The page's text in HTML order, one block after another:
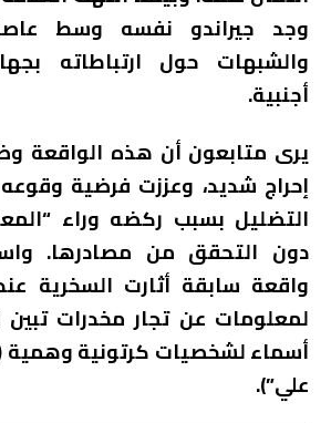
وجد جيراندو نفسه وسط
والشبهات حول ارتباطاته
أجنبية.
يرى متابعون أن هذه الواقعة
إحراج شديد، وعززت فرضية
التضليل بسبب ركضه وراء
دون التحقق من مصادرها.
واقعة سابقة أثارت السخرية
لمعلومات عن تجار مخدرات تبين
أسماء لشخصيات كرتونية وهمية
علي”).